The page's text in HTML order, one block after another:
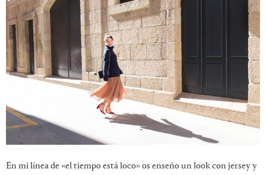
En mi línea de «el tiempo está loco» os enseño un look con jersey y